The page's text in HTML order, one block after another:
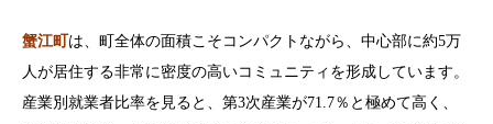
蟹江町 は、町全体の面積こそコンパクトながら、中心部に約5万
人が居住する非常に密度の高いコミュニティを形成しています。
産業別就業者比率を見ると、第3次産業が71.7％と極めて高く、